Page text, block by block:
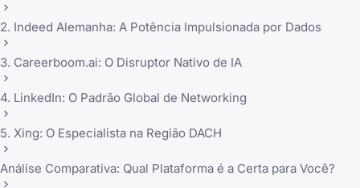
2. Indeed Alemanha: A Potência Impulsionada por Dados
3. Careerboom.ai: O Disruptor Nativo de IA
4. LinkedIn: O Padrão Global de Networking
5. Xing: O Especialista na Região DACH
Análise Comparativa: Qual Plataforma é a Certa para Você?